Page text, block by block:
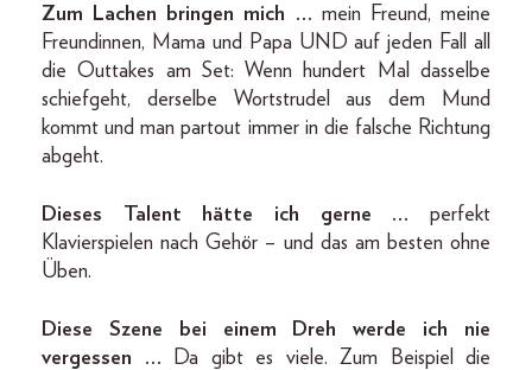
Zum Lachen bringen mich … mein Freund, meine
Freundinnen, Mama und Papa UND auf jeden Fall all
die Outtakes am Set: Wenn hundert Mal dasselbe
schiefgeht, derselbe Wortstrudel aus dem Mund
kommt und man partout immer in die falsche Richtung
abgeht.
Dieses Talent hätte ich gerne … perfekt
Klavierspielen nach Gehör – und das am besten ohne
Üben.
Diese Szene bei einem Dreh werde ich nie
vergessen … Da gibt es viele. Zum Beispiel die